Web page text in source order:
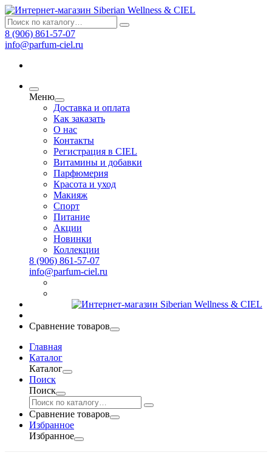
8 (906) 861-57-07
info@parfum-ciel.ru
Меню
Доставка и оплата
Как заказать
О нас
Контакты
Регистрация в CIEL
Витамины и добавки
Парфюмерия
Красота и уход
Макияж
Спорт
Питание
Акции
Новинки
Коллекции
8 (906) 861-57-07
info@parfum-ciel.ru
Сравнение товаров
Главная
Каталог
Каталог
Поиск
Поиск
Сравнение товаров
Избранное
Избранное